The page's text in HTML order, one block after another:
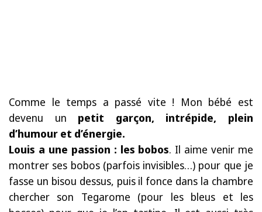
Comme le temps a passé vite ! Mon bébé est
devenu un petit garçon, intrépide, plein
d’humour et d’énergie.
Louis a une passion : les bobos. Il aime venir me
montrer ses bobos (parfois invisibles…) pour que je
fasse un bisou dessus, puis il fonce dans la chambre
chercher son Tegarome (pour les bleus et les